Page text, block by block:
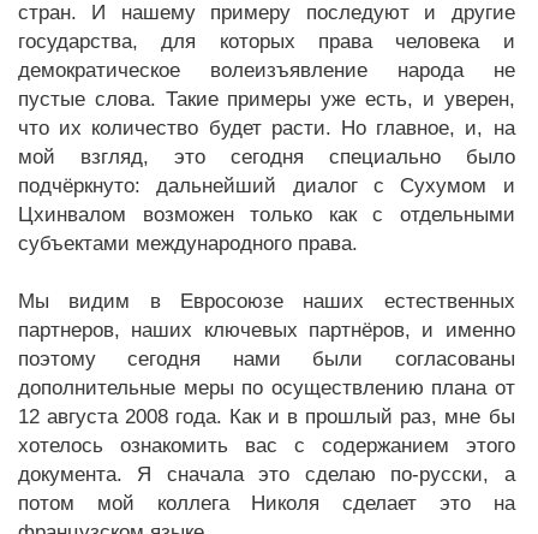
стран. И нашему примеру последуют и другие
государства, для которых права человека и
демократическое волеизъявление народа не
пустые слова. Такие примеры уже есть, и уверен,
что их количество будет расти. Но главное, и, на
мой взгляд, это сегодня специально было
подчёркнуто: дальнейший диалог с Сухумом и
Цхинвалом возможен только как с отдельными
субъектами международного права.
Мы видим в Евросоюзе наших естественных
партнеров, наших ключевых партнёров, и именно
поэтому сегодня нами были согласованы
дополнительные меры по осуществлению плана от
12 августа 2008 года. Как и в прошлый раз, мне бы
хотелось ознакомить вас с содержанием этого
документа. Я сначала это сделаю по-русски, а
потом мой коллега Николя сделает это на